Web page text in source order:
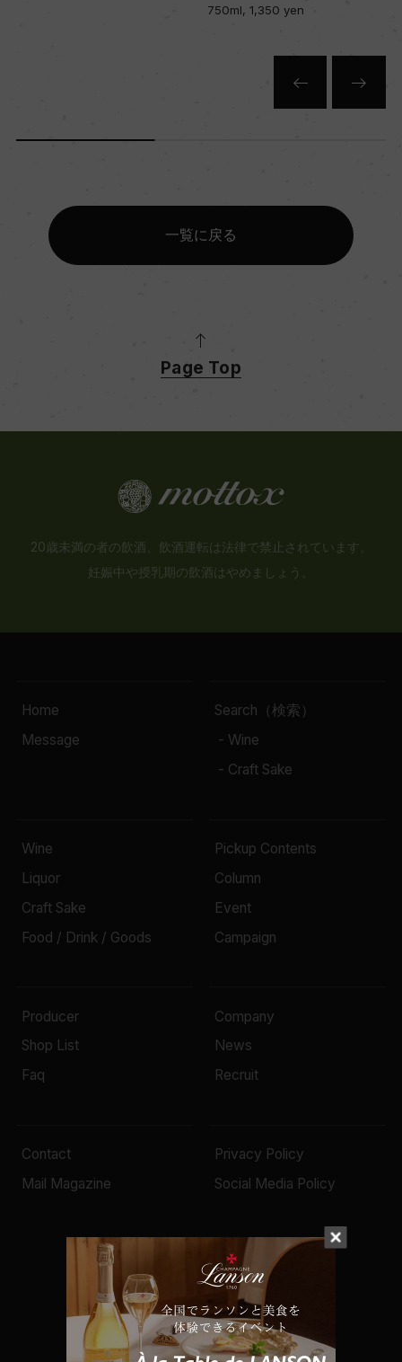
750ml, 1,350 yen
一覧に戻る
Page Top
20歳未満の者の飲酒、飲酒運転は法律で禁止されています。
妊娠中や授乳期の飲酒はやめましょう。
Home
Message
Search（検索）
- Wine
- Craft Sake
Wine
Liquor
Craft Sake
Food / Drink / Goods
Pickup Contents
Column
Event
Campaign
Producer
Shop List
Faq
Company
News
Recruit
Contact
Mail Magazine
Privacy Policy
Social Media Policy